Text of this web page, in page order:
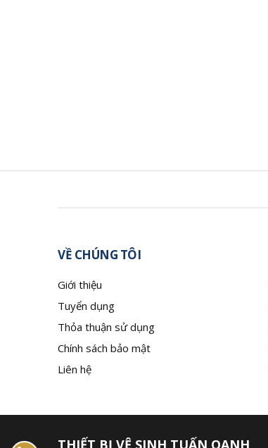
VỀ CHÚNG TÔI
Giới thiệu
Tuyển dụng
Thỏa thuận sử dụng
Chính sách bảo mật
Liên hệ
THIẾT BỊ VỆ SINH TUẤN OANH